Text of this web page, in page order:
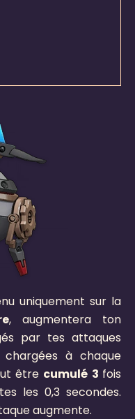
uniquement sur la
, augmentera ton
par tes attaques
chargées à chaque
être cumulé 3 fois
les 0,3 secondes.
augmente.